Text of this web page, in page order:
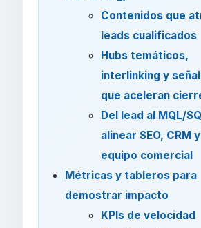
Contenidos que
leads cualificados
Hubs temáticos,
interlinking y
que aceleran
Del lead al MQL/
alinear SEO, CRM y
equipo comercial
Métricas y tableros para
demostrar impacto
KPIs de velocidad